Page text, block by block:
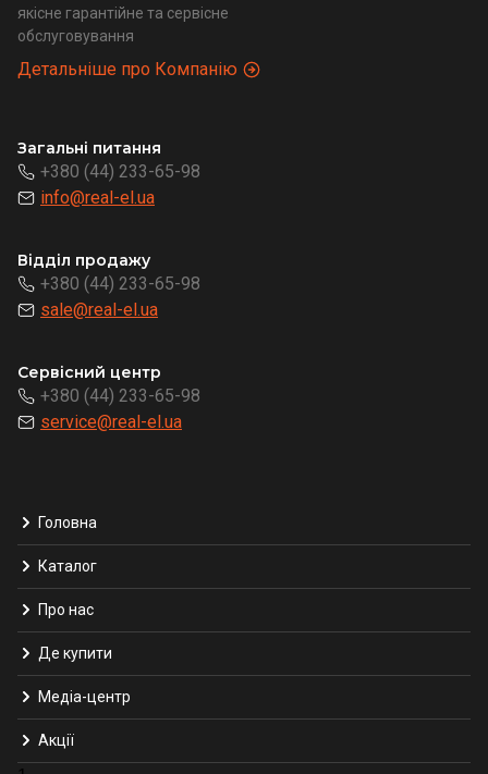
якісне гарантійне та сервісне
обслуговування
Детальніше про Компанію
Загальні питання
+380 (44) 233-65-98
info@real-el.ua
Відділ продажу
+380 (44) 233-65-98
sale@real-el.ua
Сервісний центр
+380 (44) 233-65-98
service@real-el.ua
Головна
Каталог
Про нас
Де купити
Медіа-центр
Акції